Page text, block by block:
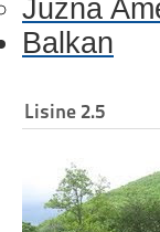
Južna
Balkan
Lisine 2.5